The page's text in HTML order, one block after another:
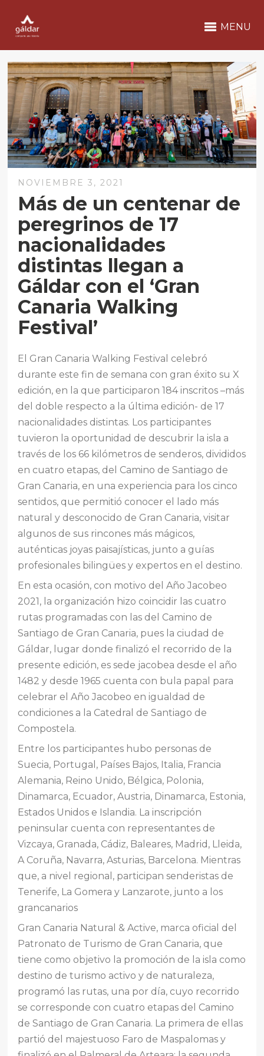
MENU
NOVIEMBRE 3, 2021
Más de un centenar de
peregrinos de 17
nacionalidades
distintas llegan a
Gáldar con el ‘Gran
Canaria Walking
Festival’
El Gran Canaria Walking Festival celebró
durante este fin de semana con gran éxito su X
edición, en la que participaron 184 inscritos –más
del doble respecto a la última edición- de 17
nacionalidades distintas. Los participantes
tuvieron la oportunidad de descubrir la isla a
través de los 66 kilómetros de senderos, divididos
en cuatro etapas, del Camino de Santiago de
Gran Canaria, en una experiencia para los cinco
sentidos, que permitió conocer el lado más
natural y desconocido de Gran Canaria, visitar
algunos de sus rincones más mágicos,
auténticas joyas paisajísticas, junto a guías
profesionales bilingües y expertos en el destino.
En esta ocasión, con motivo del Año Jacobeo
2021, la organización hizo coincidir las cuatro
rutas programadas con las del Camino de
Santiago de Gran Canaria, pues la ciudad de
Gáldar, lugar donde finalizó el recorrido de la
presente edición, es sede jacobea desde el año
1482 y desde 1965 cuenta con bula papal para
celebrar el Año Jacobeo en igualdad de
condiciones a la Catedral de Santiago de
Compostela.
Entre los participantes hubo personas de
Suecia, Portugal, Países Bajos, Italia, Francia
Alemania, Reino Unido, Bélgica, Polonia,
Dinamarca, Ecuador, Austria, Dinamarca, Estonia,
Estados Unidos e Islandia. La inscripción
peninsular cuenta con representantes de
Vizcaya, Granada, Cádiz, Baleares, Madrid, Lleida,
A Coruña, Navarra, Asturias, Barcelona. Mientras
que, a nivel regional, participan senderistas de
Tenerife, La Gomera y Lanzarote, junto a los
grancanarios
Gran Canaria Natural & Active, marca oficial del
Patronato de Turismo de Gran Canaria, que
tiene como objetivo la promoción de la isla como
destino de turismo activo y de naturaleza,
programó las rutas, una por día, cuyo recorrido
se corresponde con cuatro etapas del Camino
de Santiago de Gran Canaria. La primera de ellas
partió del majestuoso Faro de Maspalomas y